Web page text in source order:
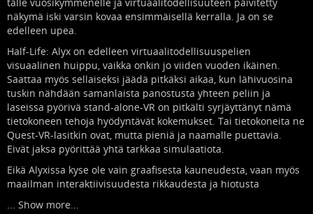
näkymä iski varsin kovaa ensimmäisellä kerralla. Ja on se
edelleen upea.
Half-Life: Alyx on edelleen virtuaalitodellisuuspelien
visuaalinen huippu, vaikka onkin jo viiden vuoden ikäinen.
Saattaa myös sellaiseksi jäädä pitkäksi aikaa, kun lähivuosina
tuskin nähdään samanlaista panostusta yhteen peliin ja
laseissa pyörivä stand-alone-VR on pitkälti syrjäyttänyt nämä
tietokoneen tehoja hyödyntävät kokemukset. Tai tietokoneita ne
Quest-VR-lasitkin ovat, mutta pieniä ja naamalle puettavia.
Eivät jaksa pyörittää yhtä tarkkaa simulaatiota.
Eikä Alyxissa kyse ole vain graafisesta kauneudesta, vaan myös
maailman interaktiivisuudesta rikkaudesta ja hiotusta
... Show more...